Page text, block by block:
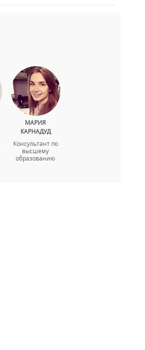
МАРИЯ
КАРНАДУД
Консультант по
высшему
образованию